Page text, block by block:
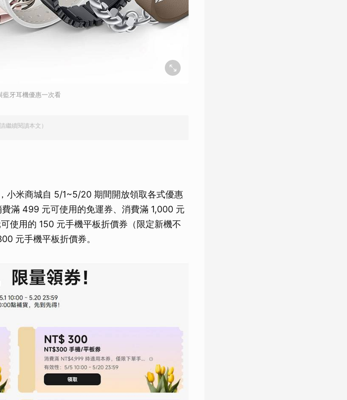
牙耳機優惠一次看
繼續閱讀本文）
小米商城自 5/1~5/20 期間開放領取各式優惠
滿 499 元可使用的免運券、消費滿 1,000 元
使用的 150 元手機平板折價券（限定新機不
元手機平板折價券。